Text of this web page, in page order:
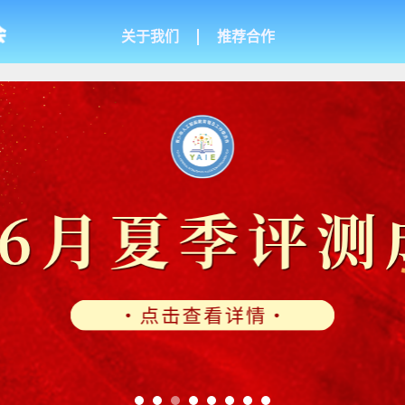
关于我们 推荐合作